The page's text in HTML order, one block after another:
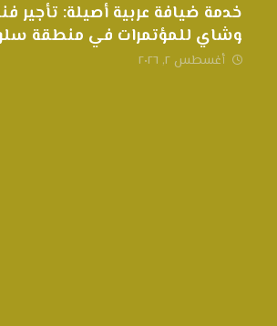
خدمة ضيافة عربية أصيلة: تأجير
وشاي للمؤتمرات في منطقة
أغسطس ٢, ٢٠٢٦